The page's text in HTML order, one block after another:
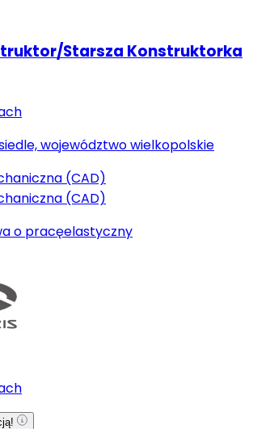
Starsza Konstruktorka
województwo wielkopolskie
(CAD)
(CAD)
o pracęelastyczny